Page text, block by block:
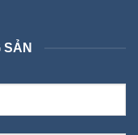
SẢN